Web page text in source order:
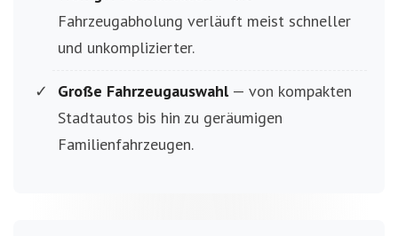
Fahrzeugabholung verläuft meist schneller
und unkomplizierter.
Große Fahrzeugauswahl— von kompakten
Stadtautos bis hin zu geräumigen
Familienfahrzeugen.